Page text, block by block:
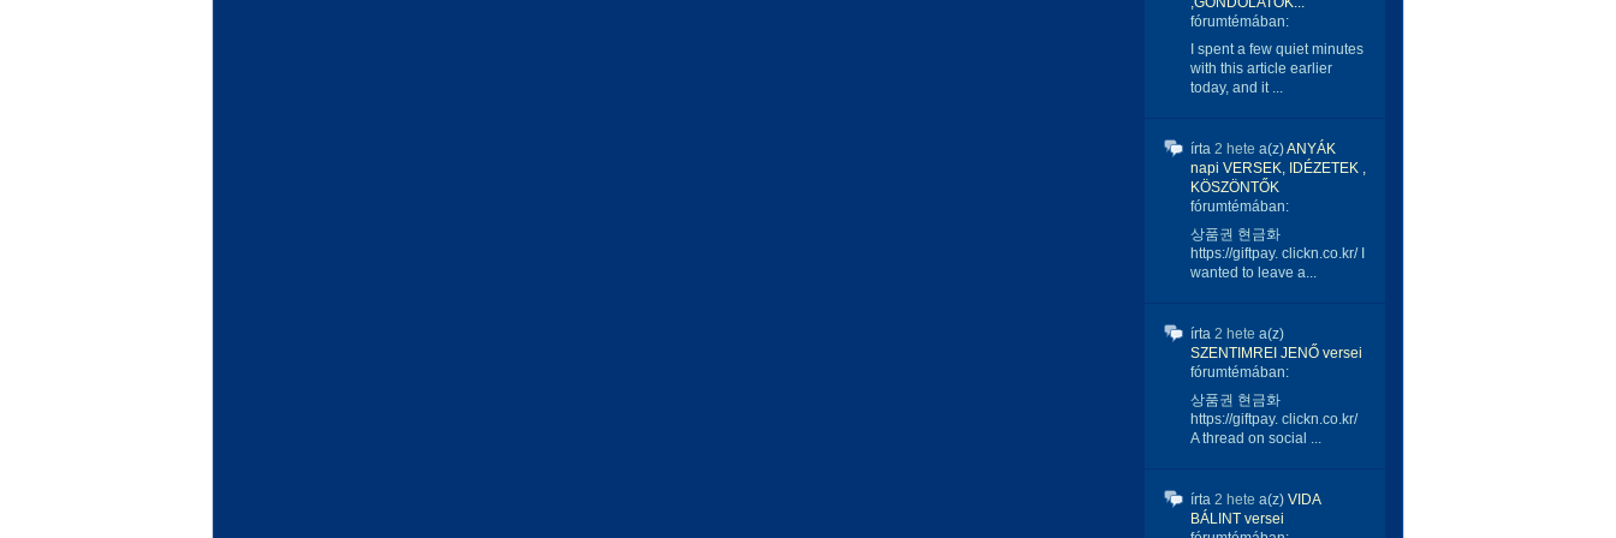
fórumtémában:
I spent a few quiet minutes
with this article earlier
today, and it ...
írta 2 hete a(z)ANYÁK
napi VERSEK, IDÉZETEK ,
KÖSZÖNTŐK
fórumtémában:
상품권 현금화
https://giftpay. clickn.co.kr/ I
wanted to leave a...
írta 2 hete a(z)
SZENTIMREI JENŐ versei
fórumtémában:
상품권 현금화
https://giftpay. clickn.co.kr/
A thread on social ...
írta 2 hete a(z) VIDA
BÁLINT versei